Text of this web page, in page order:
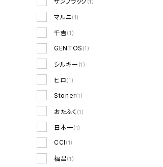
(1)
マルニ(1)
千吉(1)
GENTOS (1)
シルキー (1)
ヒロ(1)
Stoner(1)
おたふく (1)
日本一(1)
CCI (1)
福昌(1)